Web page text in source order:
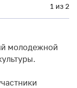
1 из 2
молодежной